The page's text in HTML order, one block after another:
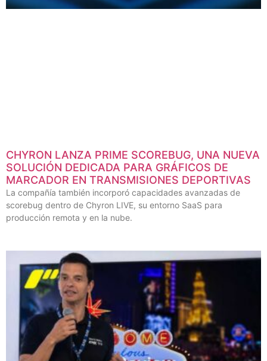
CHYRON LANZA PRIME SCOREBUG, UNA NUEVA
SOLUCIÓN DEDICADA PARA GRÁFICOS DE
MARCADOR EN TRANSMISIONES DEPORTIVAS
La compañía también incorporó capacidades avanzadas de
scorebug dentro de Chyron LIVE, su entorno SaaS para
producción remota y en la nube.